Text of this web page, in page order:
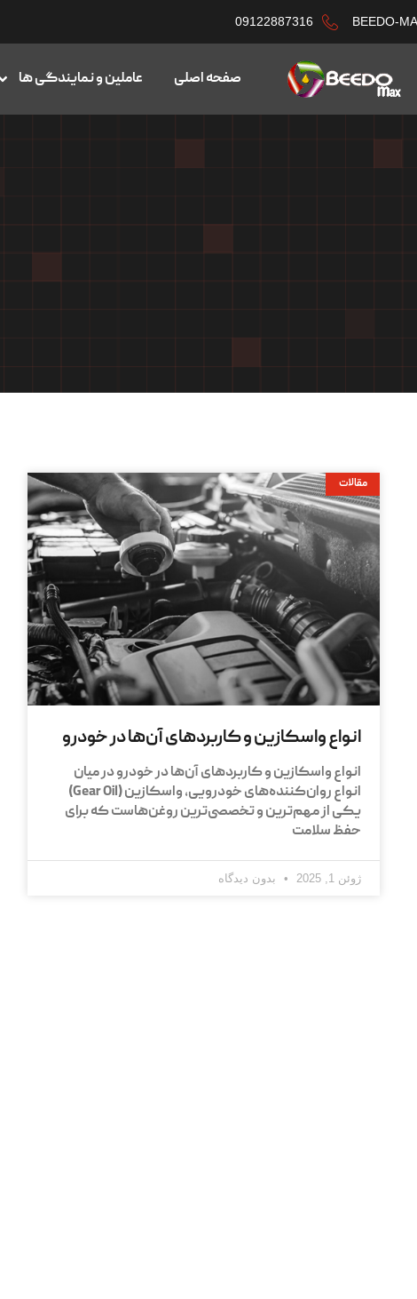
BEEDO-
09122887316
صفحه اصلی عاملین و نمایندگی ها
مقالات
انواع واسکازین و کاربردهای آن‌ها در خودرو
انواع واسکازین و کاربردهای آن‌ها در خودرو در میان
انواع روان‌کننده‌های خودرویی، واسکازین (Gear Oil)
یکی از مهم‌ترین و تخصصی‌ترین روغن‌هاست که برای
حفظ سلامت
ژوئن 1, 2025 بدون دیدگاه